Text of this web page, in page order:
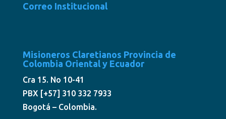
Correo Institucional
Misioneros Claretianos Provincia de
Colombia Oriental y Ecuador
Cra 15. No 10-41
PBX [+57] 310 332 7933
Bogotá – Colombia.